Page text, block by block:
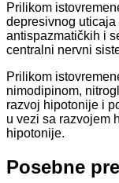
Prilikom
depresivnog
antispazmatičkih i
centralni nervni
Prilikom
nimodipinom,
razvoj hipotonije i
u vezi sa razvojem
hipotonije.
Posebne